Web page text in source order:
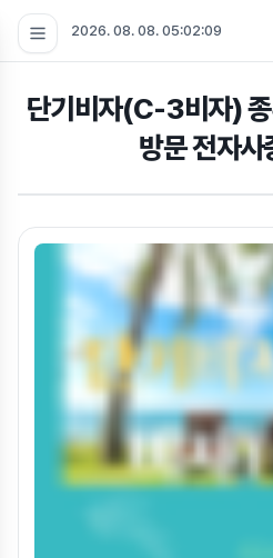
2026. 08. 08. 05:02:09
단기비자(C-3비자) 종
방문 전자사